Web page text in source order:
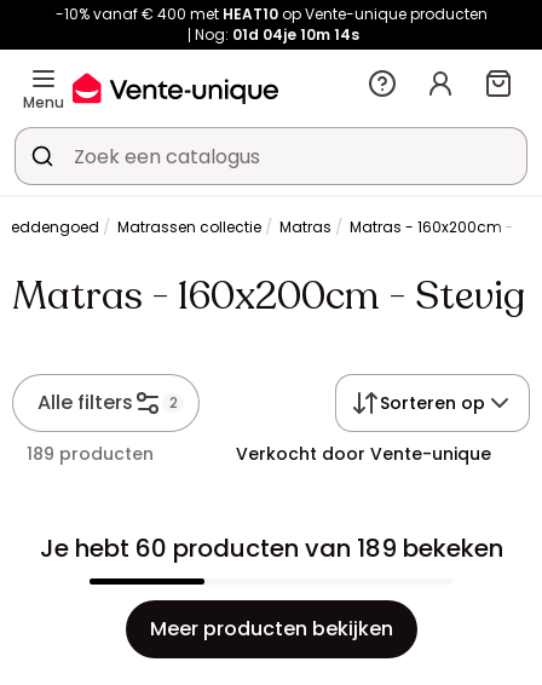
-10% vanaf € 400 met HEAT10op Vente-unique producten
Nog: 01d 04je10m13s
Menu
Beddengoed Matrassen collectie Matras Matras - 160x200cm -
Matras - 160x200cm - Stevig
Alle filters 2 Sorteren op
189 producten Verkocht door Vente-unique
Je hebt 60 producten van 189 bekeken
Meer producten bekijken